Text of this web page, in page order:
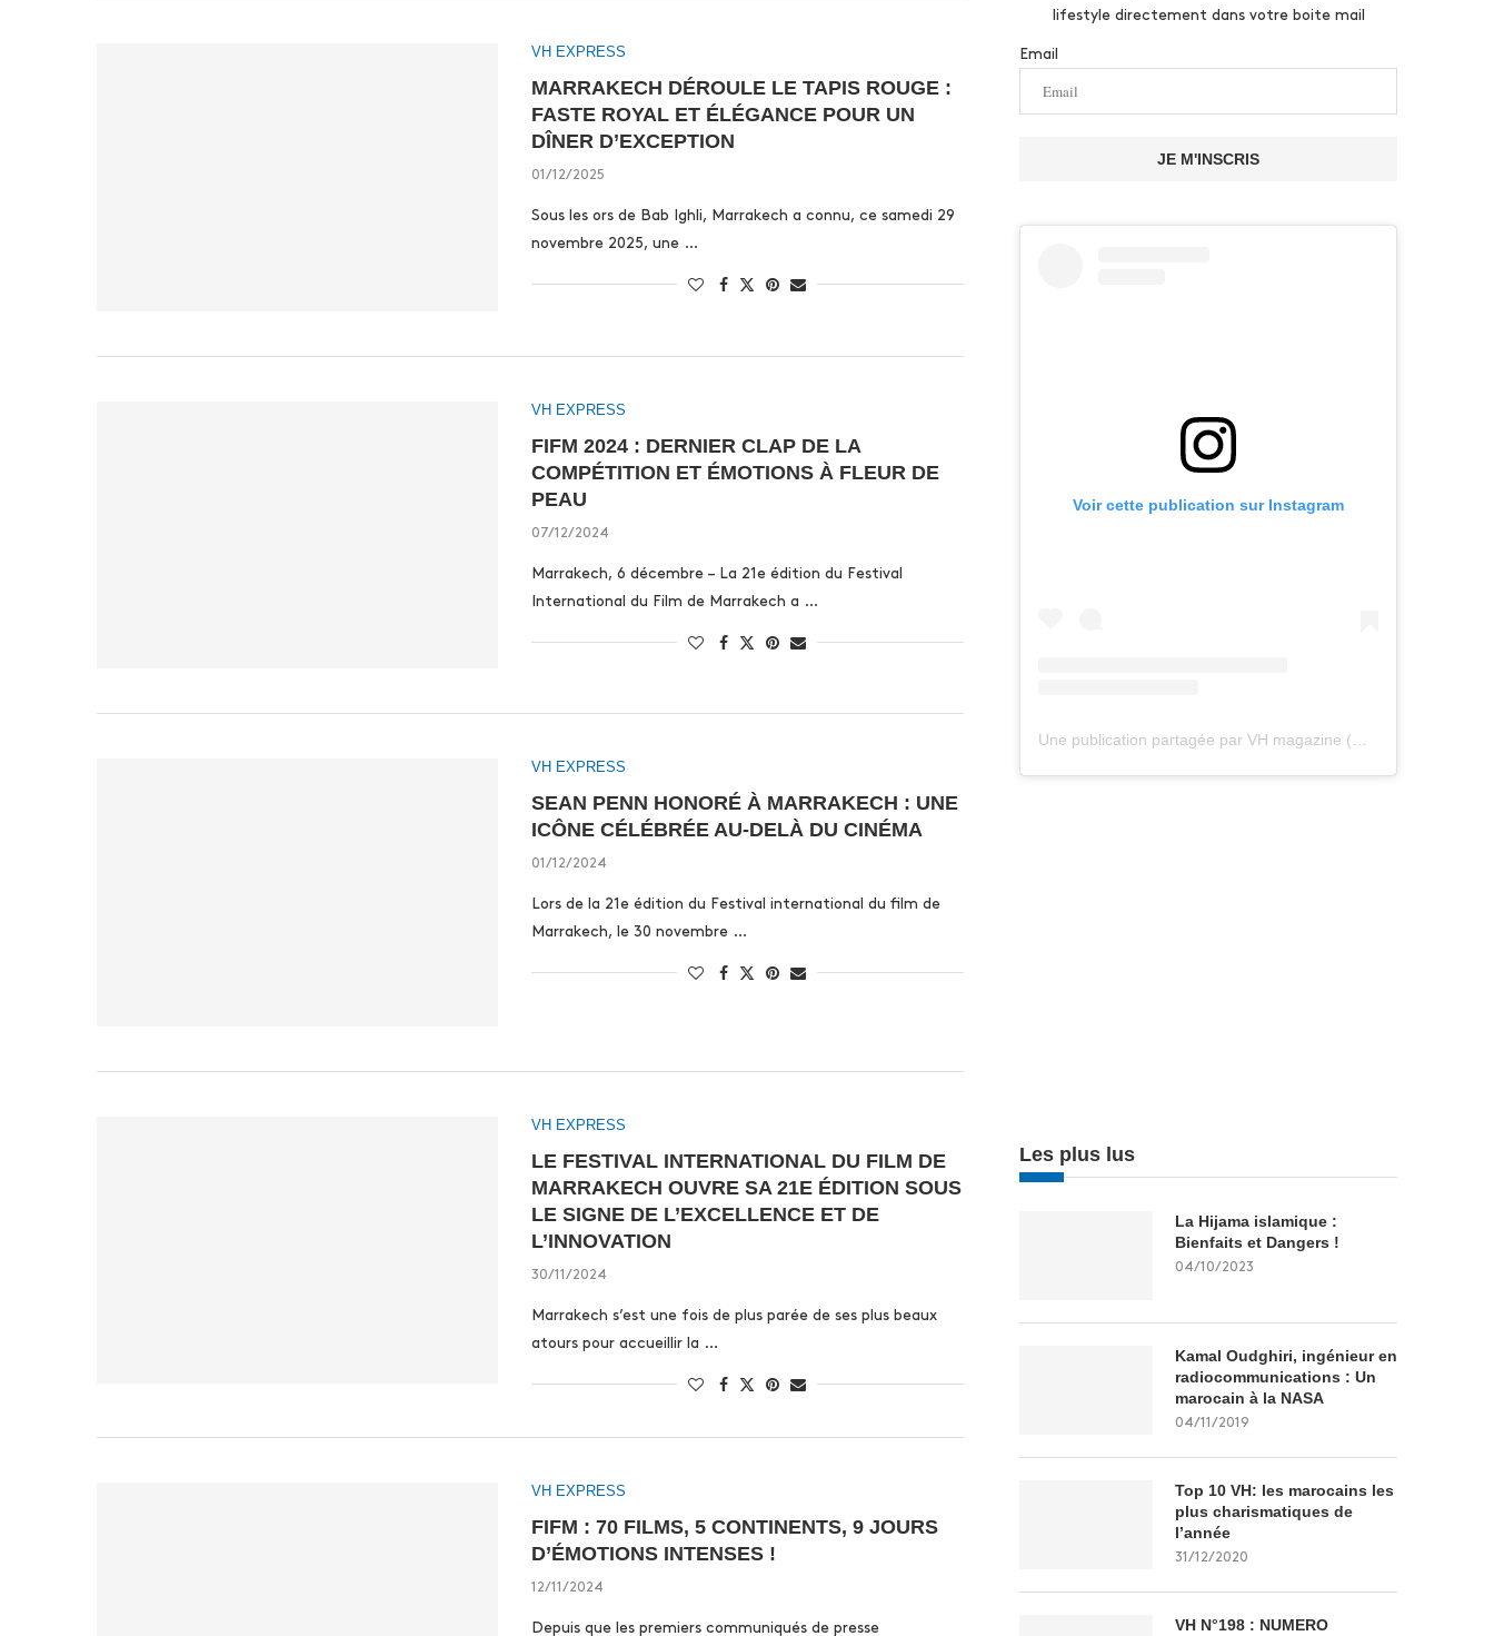
VH EXPRESS
MARRAKECH DÉROULE LE TAPIS ROUGE :
FASTE ROYAL ET ÉLÉGANCE POUR UN
DÎNER D’EXCEPTION
01/12/2025
Sous les ors de Bab Ighli, Marrakech a connu, ce samedi 29
novembre 2025, une …
VH EXPRESS
FIFM 2024 : DERNIER CLAP DE LA
COMPÉTITION ET ÉMOTIONS À FLEUR DE
PEAU
07/12/2024
Marrakech, 6 décembre – La 21e édition du Festival
International du Film de Marrakech a …
VH EXPRESS
SEAN PENN HONORÉ À MARRAKECH : UNE
ICÔNE CÉLÉBRÉE AU-DELÀ DU CINÉMA
01/12/2024
Lors de la 21e édition du Festival international du film de
Marrakech, le 30 novembre …
VH EXPRESS
LE FESTIVAL INTERNATIONAL DU FILM DE
MARRAKECH OUVRE SA 21E ÉDITION SOUS
LE SIGNE DE L’EXCELLENCE ET DE
L’INNOVATION
30/11/2024
Marrakech s’est une fois de plus parée de ses plus beaux
atours pour accueillir la …
VH EXPRESS
FIFM : 70 FILMS, 5 CONTINENTS, 9 JOURS
D’ÉMOTIONS INTENSES !
12/11/2024
Depuis que les premiers communiqués de presse
lifestyle directement dans votre boite mail
Email
JE M'INSCRIS
Voir cette publication sur Instagram
Une publication partagée par VH magazine (@vh.magazine)
Les plus lus
La Hijama islamique :
Bienfaits et Dangers !
04/10/2023
Kamal Oudghiri, ingénieur en
radiocommunications : Un
marocain à la NASA
04/11/2019
Top 10 VH: les marocains les
plus charismatiques de
l’année
31/12/2020
VH N°198 : NUMERO